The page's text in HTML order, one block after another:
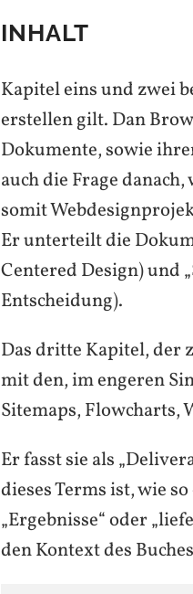
INHALT
Kapitel eins und zwei
erstellen gilt. Dan
Dokumente, sowie
auch die Frage
somit
Er unterteilt die
Centered Design) und
Entscheidung).
Das dritte Kapitel, der
mit den, im engeren
Sitemaps, Flowcharts,
Er fasst sie als
dieses Terms ist, wie
„Ergebnisse“ oder
den Kontext des